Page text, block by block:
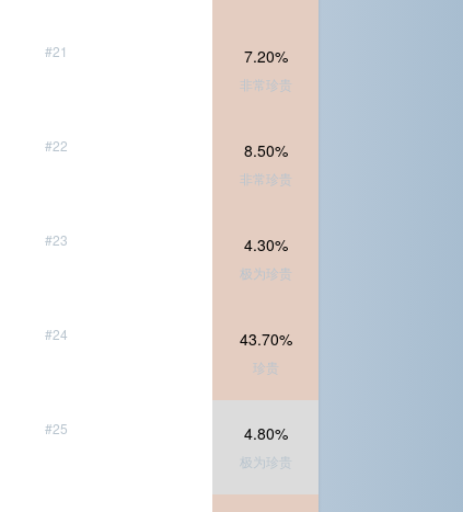
#21 7.20%
非常珍贵
#22 8.50%
非常珍贵
#23 4.30%
极为珍贵
#24 43.70%
珍贵
#25 4.80%
极为珍贵